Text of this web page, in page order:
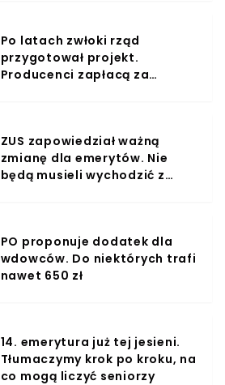
Po latach zwłoki rząd
przygotował projekt.
Producenci zapłacą za
ZUS zapowiedział ważną
zmianę dla emerytów. Nie
będą musieli wychodzić z
PO proponuje dodatek dla
wdowców. Do niektórych trafi
nawet 650 zł
14. emerytura już tej jesieni.
Tłumaczymy krok po kroku, na
co mogą liczyć seniorzy